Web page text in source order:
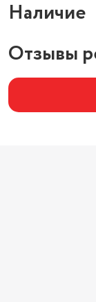
Ваших близких.
Наличие
Отзывы